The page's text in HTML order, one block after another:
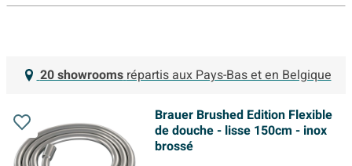
Brauer Brushed Edition Flexible
de douche - lisse 150cm - inox
brossé
20 showroomsrépartis aux Pays-Bas et en Belgique